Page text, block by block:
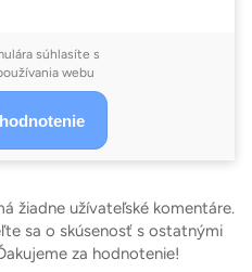
súhlasíte s
webu
žiadne užívateľské komentáre.
sa o skúsenosť s ostatnými
za hodnotenie!